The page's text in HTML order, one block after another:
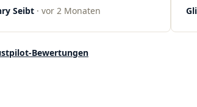
und die Preise sind fair. Die
Ich bestelle hier schon länger
Seibt · vor 2 Monaten
Bewertungen